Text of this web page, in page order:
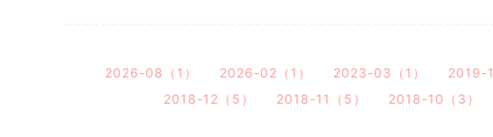
2026-08（1） 2026-02（1） 2023-03（1） 2019-
2018-12（5）
2018-11（5） 2018-10（3）